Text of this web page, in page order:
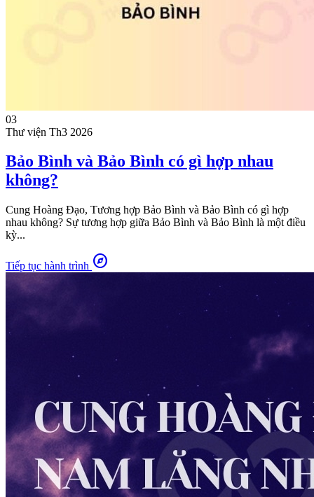
03
Thư viện Th3 2026
Bảo Bình và Bảo Bình có gì hợp nhau
không?
Cung Hoàng Đạo, Tương hợp Bảo Bình và Bảo Bình có gì hợp
nhau không? Sự tương hợp giữa Bảo Bình và Bảo Bình là một điều
kỳ...
Tiếp tục hành trình explore